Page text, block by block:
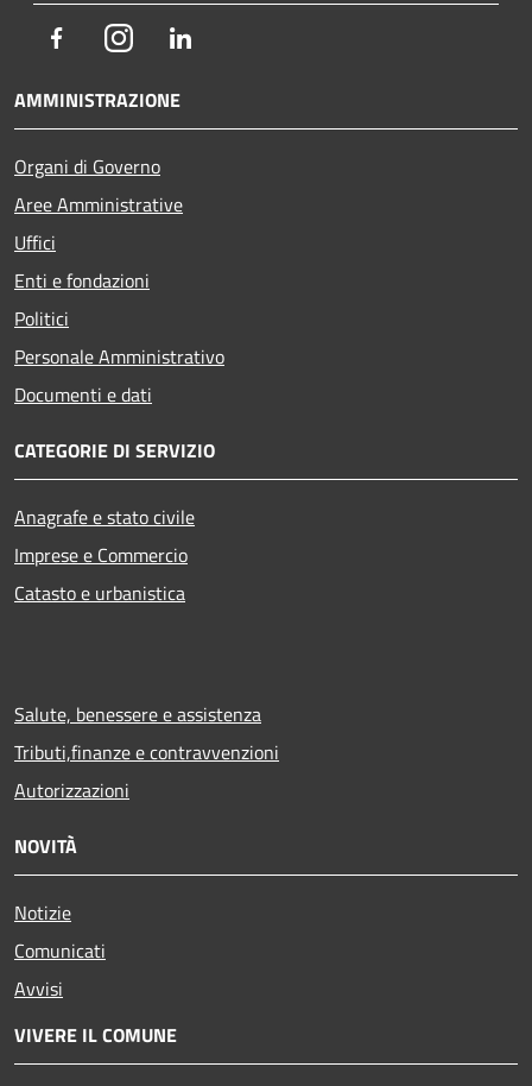
FacebookInstagram
AMMINISTRAZIONE
Organi di Governo
Aree Amministrative
Uffici
Enti e fondazioni
Politici
Personale Amministrativo
Documenti e dati
CATEGORIE DI SERVIZIO
Anagrafe e stato civile
Imprese e Commercio
Catasto e urbanistica
Salute, benessere e assistenza
Tributi,finanze e contravvenzioni
Autorizzazioni
NOVITÀ
Notizie
Comunicati
Avvisi
VIVERE IL COMUNE